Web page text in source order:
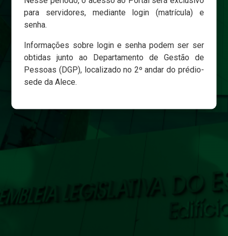
Esqueci minha senha
para servidores, mediante login (matrícula) e
senha.
Informações sobre login e senha podem ser ser
obtidas junto ao Departamento de Gestão de
Pessoas (DGP), localizado no 2º andar do prédio-
sede da Alece.